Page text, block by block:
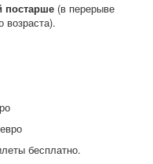
постарше (в перерыве
возраста).
бесплатно.